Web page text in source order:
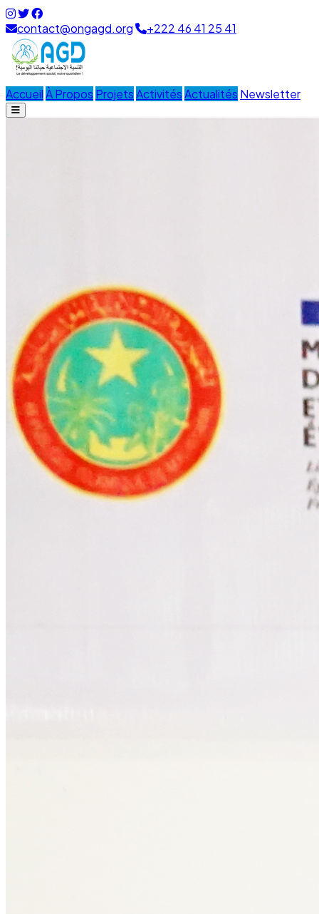
contact@ongagd.org +222 46 41 25 41
AccueilÀ Propos ProjetsActivitésActualités Newsletter